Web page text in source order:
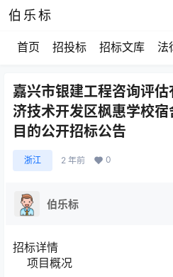
伯乐标
首页 招投标 招标文库 法
嘉兴市银建工程咨询评
济技术开发区枫惠学校
目的公开招标公告
浙江 2 年前 0
伯乐标
招标详情
项目